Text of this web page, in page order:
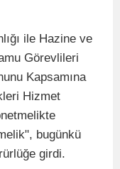
ile Hazine ve
Görevlileri
Kapsamına
Hizmet
bugünkü
girdi.